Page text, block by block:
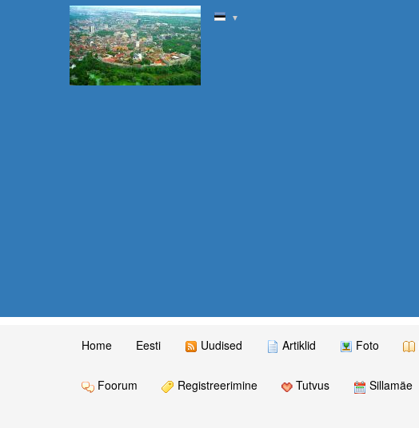
▼
Home Eesti Uudised Artiklid Foto
Foorum Registreerimine Tutvus Sillamäe